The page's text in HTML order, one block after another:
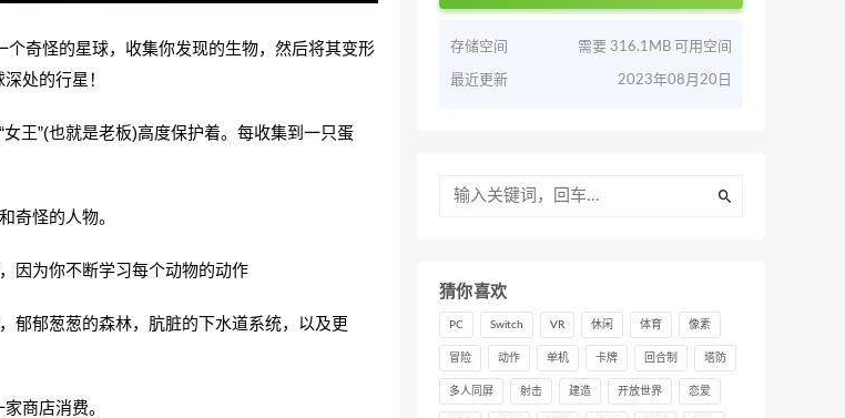
个奇怪的星球，收集你发现的生物，然后将其变形
处的行星！
王”(也就是老板)高度保护着。每收集到一只蛋
怪的人物。
因为你不断学习每个动物的动作
郁葱葱的森林，肮脏的下水道系统，以及更
商店消费。
存储空间 需要 316.1MB 可用空间
最近更新 2023年08月20日
猜你喜欢
PC Switch VR 休闲 体育 像素
冒险 动作 单机 卡牌 回合制 塔防
多人同屏 射击 建造 开放世界 恋爱